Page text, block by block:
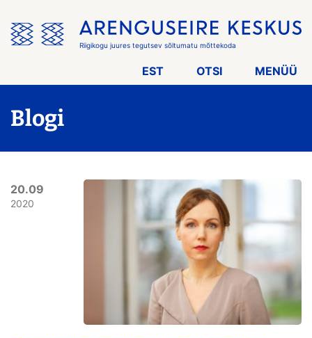
menüü
vahele
Riigikogu juures tegutsev sõltumatu mõttekoda
EST OTSI MENÜÜ
Blogi
20.09
2020